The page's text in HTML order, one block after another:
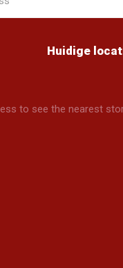
Huidige
to see the nearest